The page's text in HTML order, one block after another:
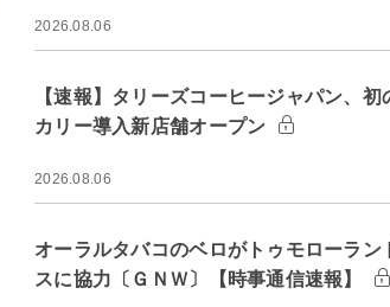
2026.08.06
【速報】タリーズコーヒージャパン、初
カリー導入新店舗オープン
2026.08.06
オーラルタバコのベロがトゥモローラン
スに協力〔ＧＮＷ〕【時事通信速報】